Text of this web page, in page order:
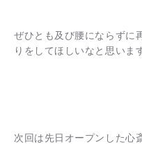
ぜひとも及び腰にならずに
りをしてほしいなと思いま
次回は先日オープンした心